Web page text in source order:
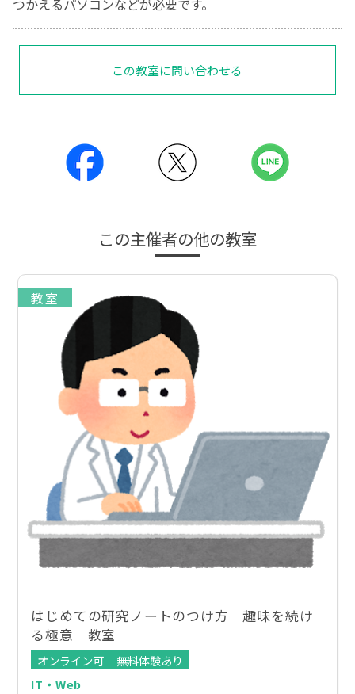
つかえるパソコンなどが必要です。
この教室に問い合わせる
この主催者の他の教室
教室
はじめての研究ノートのつけ方 趣味を続け
る極意 教室
オンライン可
無料体験あり
IT・Web